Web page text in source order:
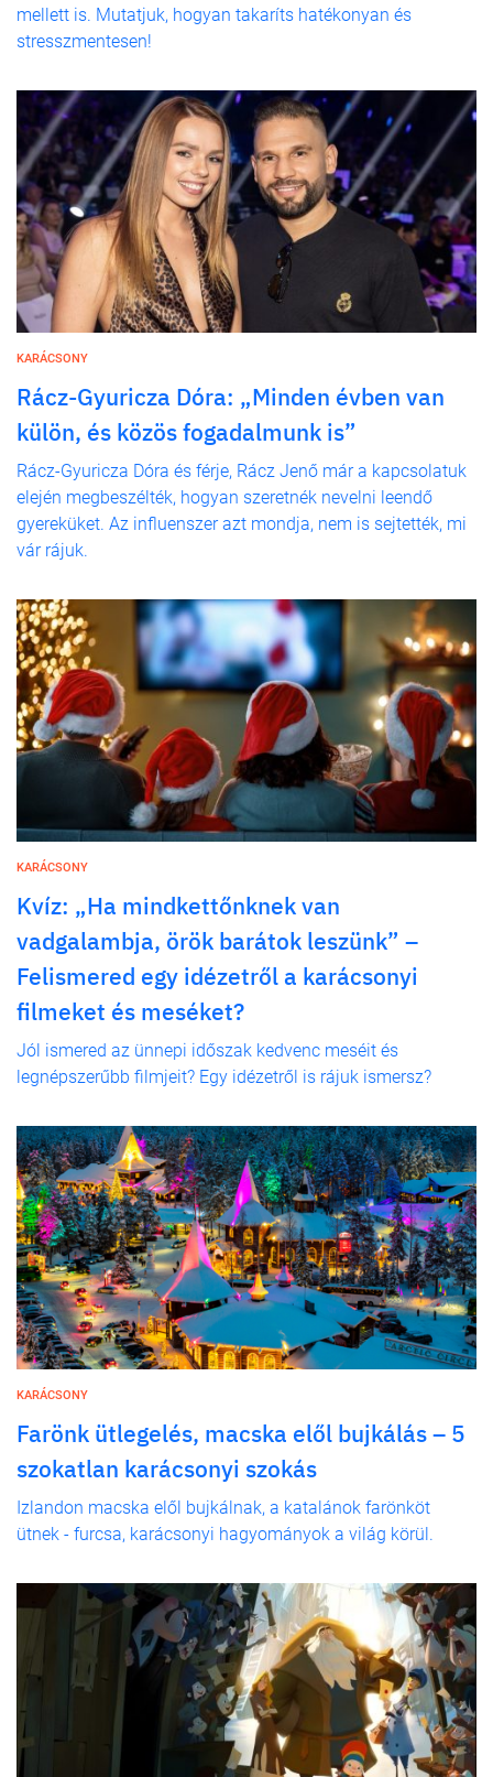
mellett is. Mutatjuk, hogyan takaríts hatékonyan és
stresszmentesen!
KARÁCSONY
Rácz-Gyuricza Dóra: „Minden évben van
külön, és közös fogadalmunk is”
Rácz-Gyuricza Dóra és férje, Rácz Jenő már a kapcsolatuk
elején megbeszélték, hogyan szeretnék nevelni leendő
gyereküket. Az influenszer azt mondja, nem is sejtették, mi
vár rájuk.
KARÁCSONY
Kvíz: „Ha mindkettőnknek van
vadgalambja, örök barátok leszünk” –
Felismered egy idézetről a karácsonyi
filmeket és meséket?
Jól ismered az ünnepi időszak kedvenc meséit és
legnépszerűbb filmjeit? Egy idézetről is rájuk ismersz?
KARÁCSONY
Farönk ütlegelés, macska elől bujkálás – 5
szokatlan karácsonyi szokás
Izlandon macska elől bujkálnak, a katalánok farönköt
ütnek - furcsa, karácsonyi hagyományok a világ körül.